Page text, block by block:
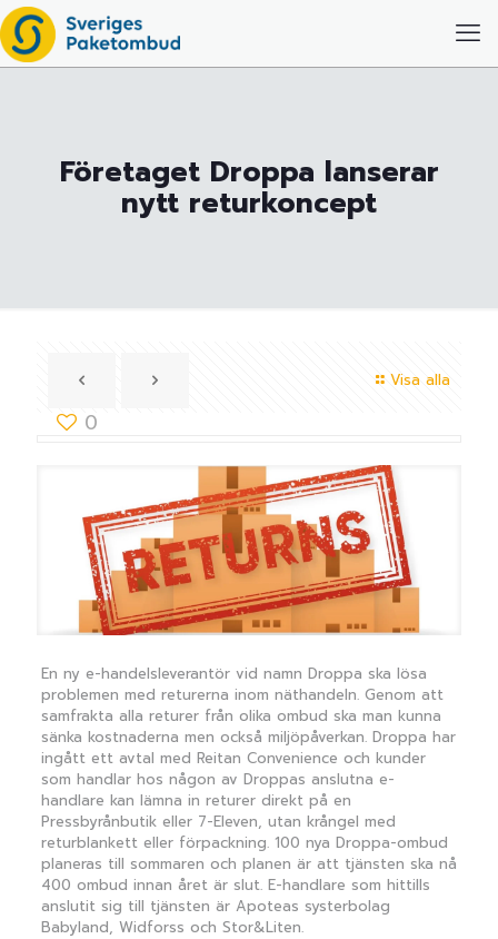
Företaget Droppa lanserar
nytt returkoncept
Visa alla
0
En ny e-handelsleverantör vid namn Droppa ska lösa
problemen med returerna inom näthandeln. Genom att
samfrakta alla returer från olika ombud ska man kunna
sänka kostnaderna men också miljöpåverkan. Droppa har
ingått ett avtal med Reitan Convenience och kunder
som handlar hos någon av Droppas anslutna e-
handlare kan lämna in returer direkt på en
Pressbyrånbutik eller 7-Eleven, utan krångel med
returblankett eller förpackning. 100 nya Droppa-ombud
planeras till sommaren och planen är att tjänsten ska nå
400 ombud innan året är slut. E-handlare som hittills
anslutit sig till tjänsten är Apoteas systerbolag
Babyland, Widforss och Stor&Liten.